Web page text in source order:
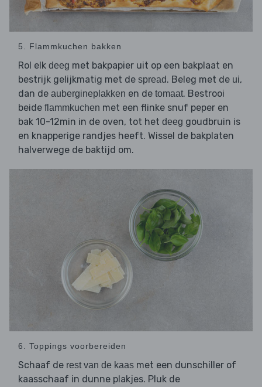
5. Flammkuchen bakken
Rol elk deeg met bakpapier uit op een bakplaat en
bestrijk gelijkmatig met de spread. Beleg met de ui,
dan de aubergineplakken en de tomaat. Bestrooi
beide flammkuchen met een flinke snuf peper en
bak 10-12min in de oven, tot het deeg goudbruin is
en knapperige randjes heeft. Wissel de bakplaten
halverwege de baktijd om.
6. Toppings voorbereiden
Schaaf de rest van de kaas met een dunschiller of
kaasschaaf in dunne plakjes. Pluk de